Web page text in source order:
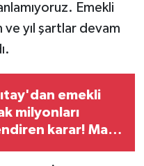
Emekli
yıl şartlar devam
emekli
milyonları
karar! Maaşı